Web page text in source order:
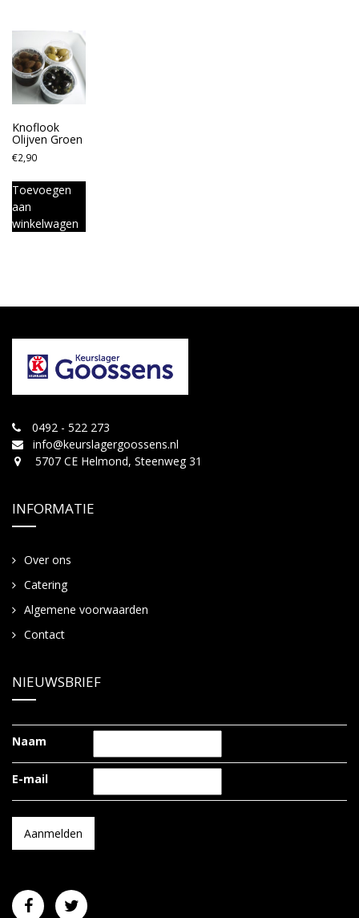
Knoflook
Olijven Groen
€2,90
Toevoegen
aan
winkelwagen
0492 - 522 273
info@keurslagergoossens.nl
5707 CE Helmond, Steenweg 31
INFORMATIE
Over ons
Catering
Algemene voorwaarden
Contact
NIEUWSBRIEF
Naam
E-mail